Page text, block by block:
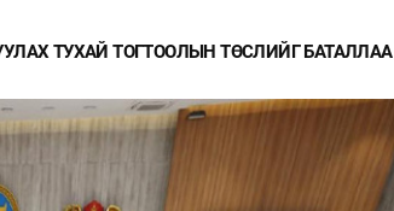
ТУХАЙ ТОГТООЛЫН ТӨСЛИЙГ БАТАЛЛАА